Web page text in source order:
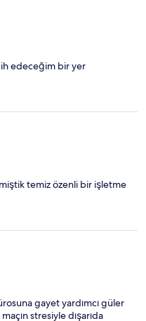
edeceğim bir yer
temiz özenli bir işletme
gayet yardımcı güler
stresiyle dışarıda